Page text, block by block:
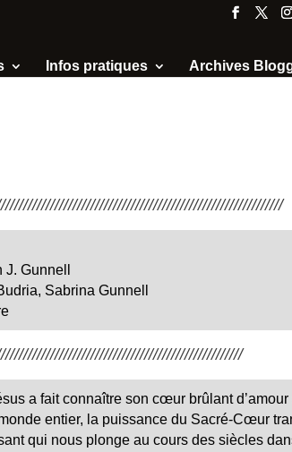
Infos pratiques Archives
Gunnell
Sabrina Gunnell
a fait connaître son cœur brûlant
entier, la puissance du Sacré-Cœur
qui nous plonge au cours des siècles